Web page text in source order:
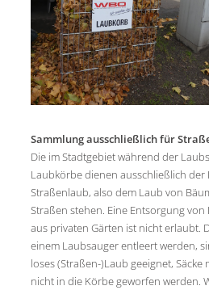
Sammlung ausschließlich für
Die im Stadtgebiet während der
Laubkörbe dienen ausschließlich der
Straßenlaub, also dem Laub von
Straßen stehen. Eine Entsorgung
aus privaten Gärten ist nicht erlaubt.
einem Laubsauger entleert werden,
loses (Straßen-)Laub geeignet,
nicht in die Körbe geworfen werden.